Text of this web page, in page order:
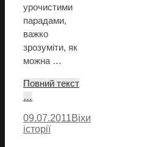
урочистими
парадами,
важко
зрозуміти, як
можна …
Повний текст
…
09.07.2011Віхи
історії